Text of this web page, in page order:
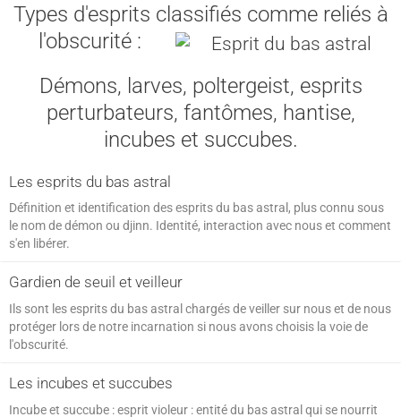
CHAKRA - CORPS SUBTILS
VOYANCE - DIVINATION
SPIRITISME - MESSAGES
Types d'esprits classifiés comme reliés à
l'obscurité :
Démons, larves, poltergeist, esprits
perturbateurs, fantômes, hantise,
incubes et succubes.
Les esprits du bas astral
Définition et identification des esprits du bas astral, plus connu sous
le nom de démon ou djinn. Identité, interaction avec nous et comment
s'en libérer.
Gardien de seuil et veilleur
Ils sont les esprits du bas astral chargés de veiller sur nous et de nous
protéger lors de notre incarnation si nous avons choisis la voie de
l'obscurité.
Les incubes et succubes
Incube et succube : esprit violeur : entité du bas astral qui se nourrit